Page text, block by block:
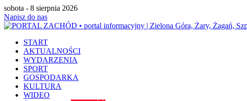
sobota - 8 sierpnia 2026
Napisz do nas
START
AKTUALNOŚCI
WYDARZENIA
SPORT
GOSPODARKA
KULTURA
WIDEO